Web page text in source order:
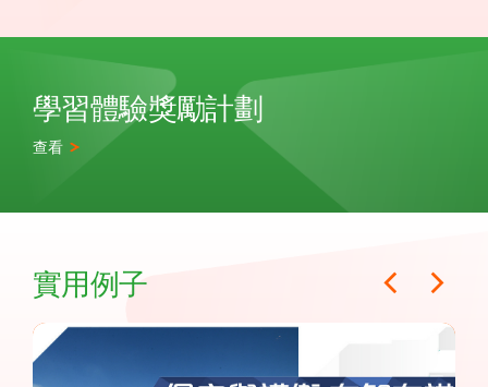
學習體驗獎勵計劃
查看
實用例子